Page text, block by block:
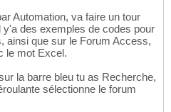
Automation, va faire un tour
des exemples de codes pour
ainsi que sur le Forum Access,
le mot Excel.
la barre bleu tu as Recherche,
sélectionne le forum